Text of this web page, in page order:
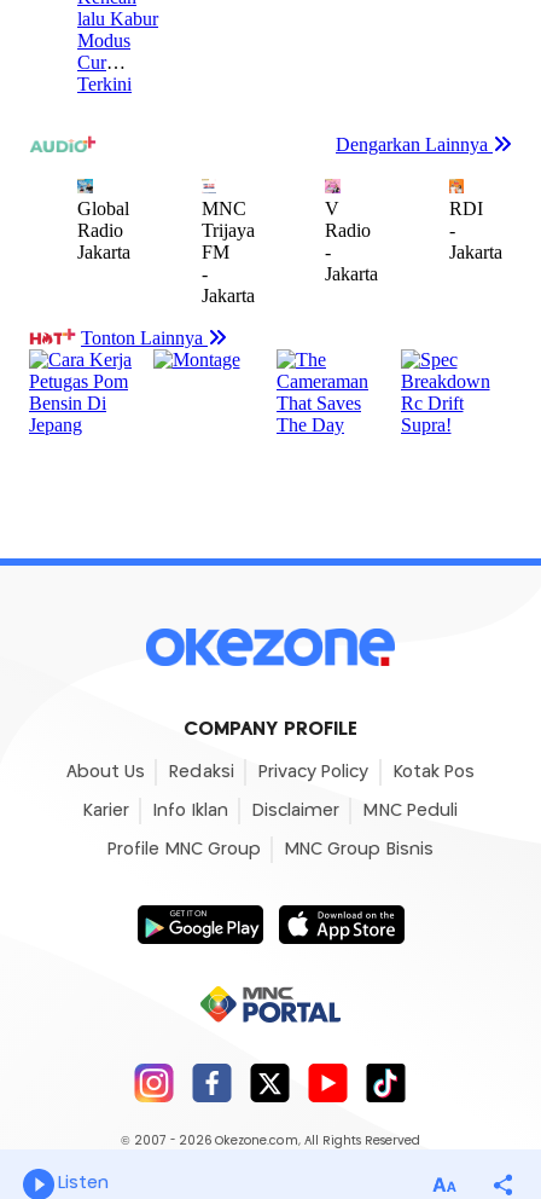
COMPANY PROFILE
About Us Redaksi Privacy Policy Kotak Pos
Karier Info Iklan Disclaimer MNC Peduli
Profile MNC Group MNC Group Bisnis
© 2007 - 2026 Okezone.com, All Rights Reserved
Listen